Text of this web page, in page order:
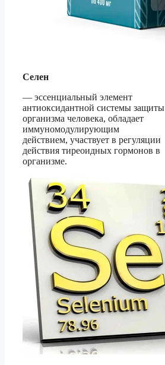
Селен
— эссенциальный элемент
антиоксидантной системы защиты
организма человека, обладает
иммуномодулирующим
действием, участвует в регуляции
действия тиреоидных гормонов в
организме.